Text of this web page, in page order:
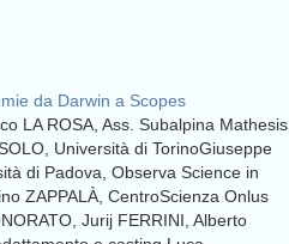
da Darwin a Scopes
LA ROSA, Ass. Subalpina Mathesis
Università di TorinoGiuseppe
di Padova, Observa Science in
ZAPPALÀ, CentroScienza Onlus
Jurij FERRINI, Alberto